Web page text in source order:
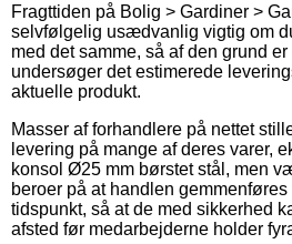
Fragttiden på Bolig > Gardiner >
selvfølgelig usædvanlig vigtig om
med det samme, så af den grund
undersøger det estimerede
aktuelle produkt.
Masser af forhandlere på nettet
levering på mange af deres varer,
konsol Ø25 mm børstet stål, men
beroer på at handlen
tidspunkt, så at de med sikkerhed
afsted før medarbejderne holder